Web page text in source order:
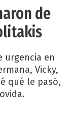
de
urgencia en
Vicky,
qué le pasó,